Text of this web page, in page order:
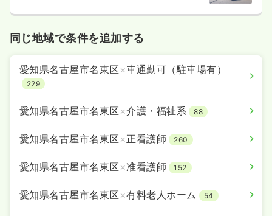
同じ地域で条件を追加する
愛知県名古屋市名東区 ×車通勤可（駐車場有）
229
愛知県名古屋市名東区 ×介護・福祉系 88
愛知県名古屋市名東区 ×正看護師 260
愛知県名古屋市名東区 ×准看護師 152
愛知県名古屋市名東区 ×有料老人ホーム 54